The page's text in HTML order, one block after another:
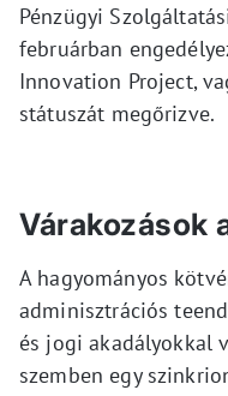
Pénzügyi
februárban
Innovation Project,
státuszát megőrizve.
Várakozások
A hagyományos
adminisztrációs
és jogi akadályokkal
szemben egy